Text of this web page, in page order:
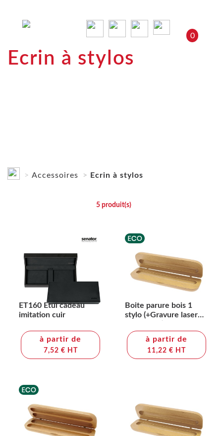
0
Ecrin à stylos
Accessoires Ecrin à stylos
5produit(s)
ET160 Etui cadeau
imitation cuir
à partir de
7,52 € HT
Boite parure bois 1
stylo (+Gravure laser
à partir de
11,22 € HT